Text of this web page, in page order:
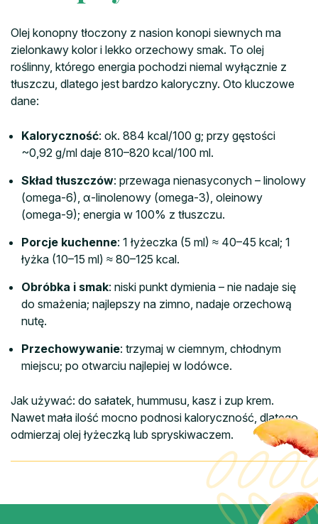
Olej konopny tłoczony z nasion konopi siewnych ma
zielonkawy kolor i lekko orzechowy smak. To olej
roślinny, którego energia pochodzi niemal wyłącznie z
tłuszczu, dlatego jest bardzo kaloryczny. Oto kluczowe
dane:
Kaloryczność: ok. 884 kcal/100 g; przy gęstości
~0,92 g/ml daje 810–820 kcal/100 ml.
Skład tłuszczów: przewaga nienasyconych – linolowy
(omega-6), α-linolenowy (omega-3), oleinowy
(omega-9); energia w 100% z tłuszczu.
Porcje kuchenne: 1 łyżeczka (5 ml) ≈ 40–45 kcal; 1
łyżka (10–15 ml) ≈ 80–125 kcal.
Obróbka i smak: niski punkt dymienia – nie nadaje się
do smażenia; najlepszy na zimno, nadaje orzechową
nutę.
Przechowywanie: trzymaj w ciemnym, chłodnym
miejscu; po otwarciu najlepiej w lodówce.
Jak używać: do sałatek, hummusu, kasz i zup krem.
Nawet mała ilość mocno podnosi kaloryczność, dlatego
odmierzaj olej łyżeczką lub spryskiwaczem.